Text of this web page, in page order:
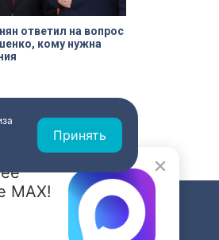
ответил на вопрос
кому нужна
MAX!
Принять